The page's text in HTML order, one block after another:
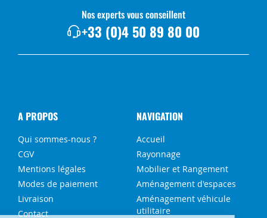
Nos experts vous conseillent
+33 (0)4 50 89 80 00
A PROPOS
Qui sommes-nous ?
CGV
Mentions légales
Modes de paiement
Livraison
Contact
NAVIGATION
Accueil
Rayonnage
Mobilier et Rangement
Aménagement d'espaces
Aménagement véhicule
utilitaire